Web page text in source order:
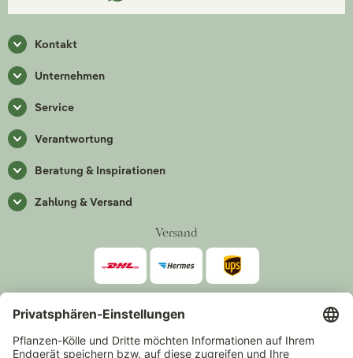
Kontakt
Unternehmen
Service
Verantwortung
Beratung & Inspirationen
Zahlung & Versand
Versand
Zahlarten